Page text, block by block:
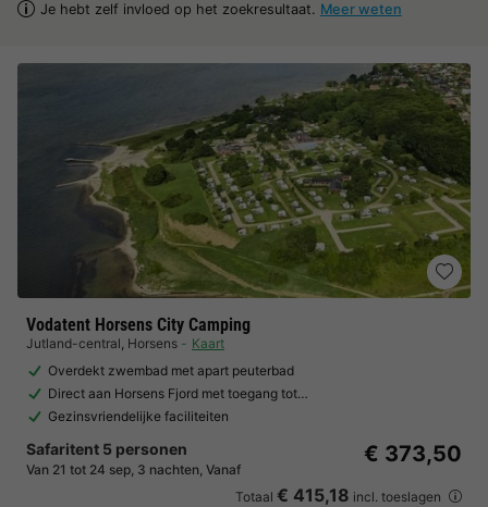
Je hebt zelf invloed op het zoekresultaat. Meer weten
Vodatent Horsens City Camping
Jutland-central, Horsens
Kaart
Overdekt zwembad met apart peuterbad
Direct aan Horsens Fjord met toegang tot…
Gezinsvriendelijke faciliteiten
Safaritent 5 personen
Van 21 tot 24 sep, 3 nachten, Vanaf
€ 373,50
Totaal € 415,18 incl. toeslagen